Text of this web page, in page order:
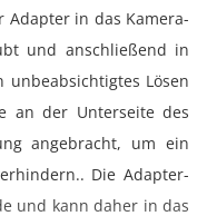
in das Kamera-
und anschließend in
unbeabsichtigtes Lösen
an der Unterseite des
angebracht, um ein
Die Adapter-
und kann daher in das